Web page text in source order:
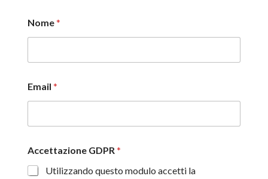
Nome*
Email *
Accettazione GDPR *
Utilizzando questo modulo accetti la